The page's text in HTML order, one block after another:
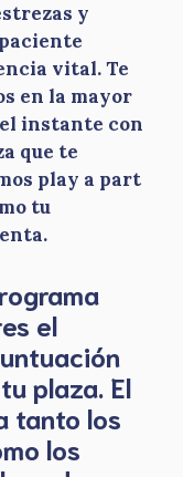
y
vital. Te
en la mayor
instante con
que te
play a part
tu
el
plaza. El
tanto los
los